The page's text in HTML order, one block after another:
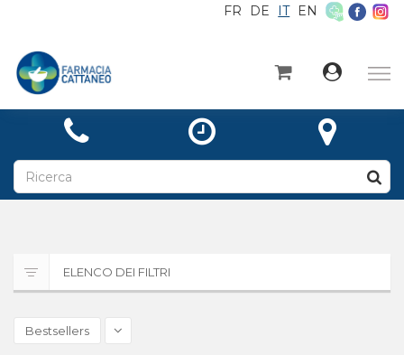
FR DE IT EN
Home
Categorie
Notizie
A proposito di
RicettaELENCO DEI FILTRI
Bestsellers